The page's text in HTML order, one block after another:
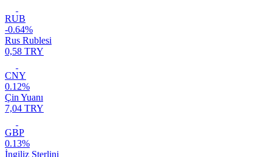
RUB
-0.64%
Rus Rublesi
0,58 TRY
CNY
0.12%
Çin Yuanı
7,04 TRY
GBP
0.13%
İngiliz Sterlini